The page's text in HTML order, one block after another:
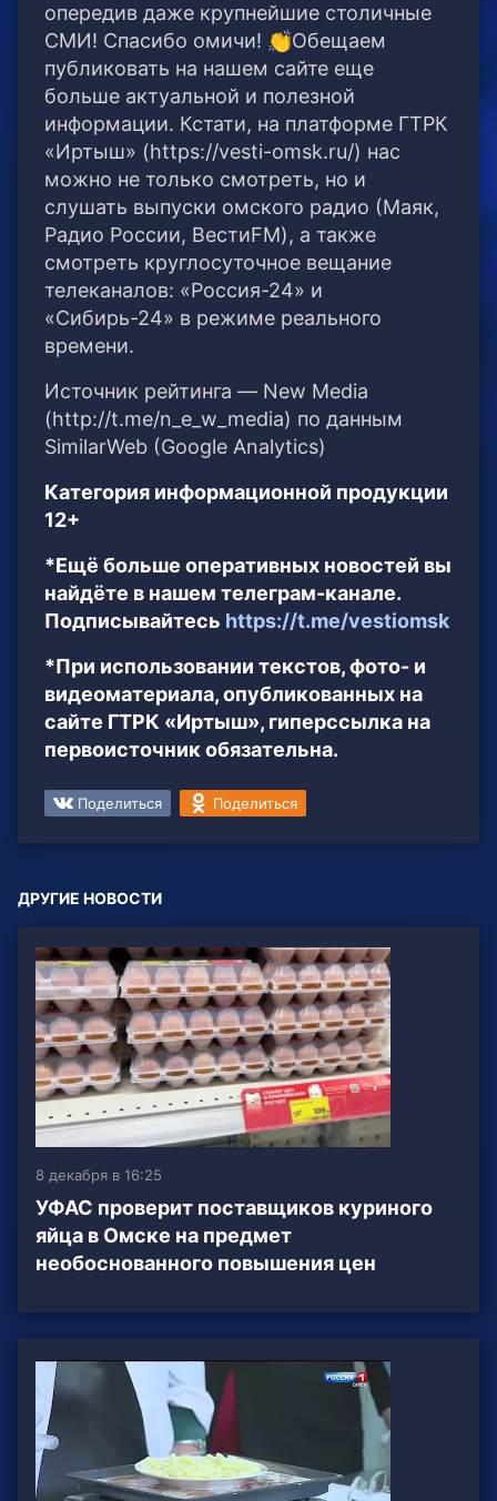
опередив даже крупнейшие столичные
СМИ! Спасибо омичи! 👏Обещаем
публиковать на нашем сайте еще
больше актуальной и полезной
информации. Кстати, на платформе ГТРК
«Иртыш» (https://vesti-omsk.ru/) нас
можно не только смотреть, но и
слушать выпуски омского радио (Маяк,
Радио России, ВестиFM), а также
смотреть круглосуточное вещание
телеканалов: «Россия-24» и
«Сибирь-24» в режиме реального
времени.
Источник рейтинга — New Media
(http://t.me/n_e_w_media) по данным
SimilarWeb (Google Analytics)
Категория информационной продукции
12+
*Ещё больше оперативных новостей вы
найдёте в нашем телеграм-канале.
Подписывайтесь https://t.me/vestiomsk
*При использовании текстов, фото- и
видеоматериала, опубликованных на
сайте ГТРК «Иртыш», гиперссылка на
первоисточник обязательна.
Поделиться Поделиться
ДРУГИЕ НОВОСТИ
8 декабря в 16:25
УФАС проверит поставщиков куриного
яйца в Омске на предмет
необоснованного повышения цен